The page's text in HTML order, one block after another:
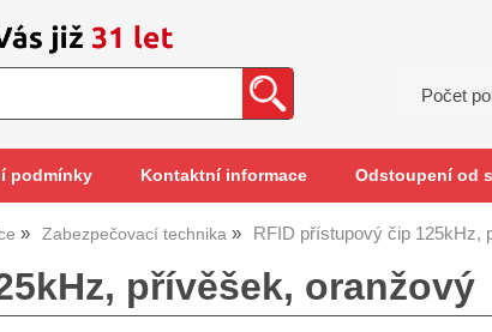
Počet
podmínky Kontaktní informace Odstoupení od
Zabezpečovací technika RFID přístupový čip 125kHz,
přívěšek, oranžový